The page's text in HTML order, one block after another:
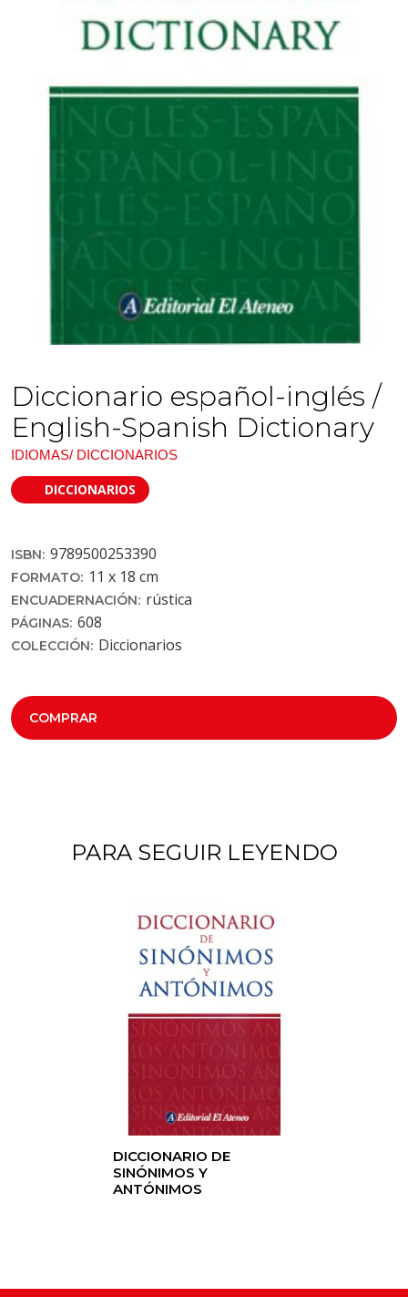
Diccionario español-inglés /
English-Spanish Dictionary
IDIOMAS/ DICCIONARIOS
DICCIONARIOS
ISBN: 9789500253390
FORMATO: 11 x 18 cm
ENCUADERNACIÓN: rústica
PÁGINAS: 608
COLECCIÓN: Diccionarios
COMPRAR
PARA SEGUIR LEYENDO
DICCIONARIO DE
SINÓNIMOS Y
ANTÓNIMOS